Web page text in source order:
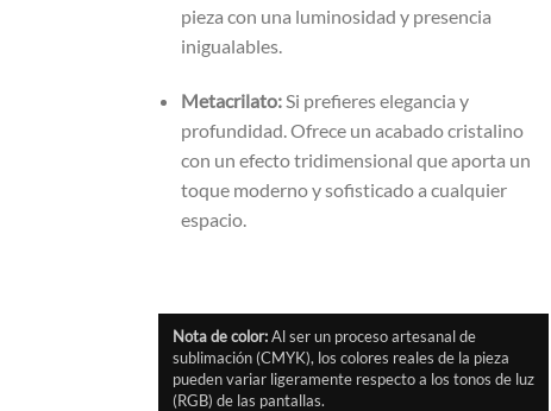
pieza con una luminosidad y presencia
inigualables.
Metacrilato:Si prefieres elegancia y
profundidad. Ofrece un acabado cristalino
con un efecto tridimensional que aporta un
toque moderno y sofisticado a cualquier
espacio.
Nota de color:Al ser un proceso artesanal de
sublimación (CMYK), los colores reales de la pieza
pueden variar ligeramente respecto a los tonos de luz
(RGB) de las pantallas.